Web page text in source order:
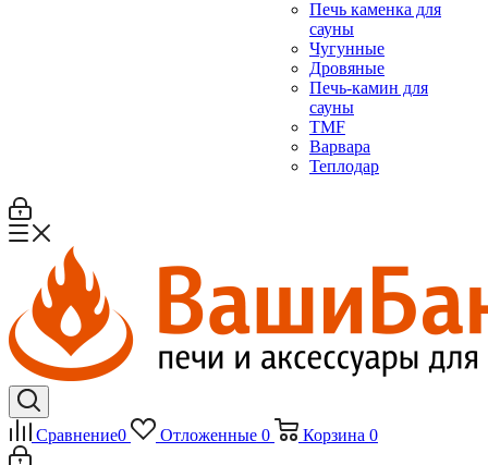
Печь каменка для
сауны
Чугунные
Дровяные
Печь-камин для
сауны
TMF
Варвара
Теплодар
Сравнение0 Отложенные 0 Корзина 0